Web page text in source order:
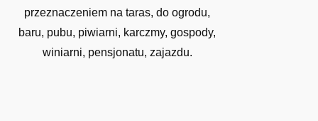
przeznaczeniem na taras, do ogrodu,
baru, pubu, piwiarni, karczmy, gospody,
winiarni, pensjonatu, zajazdu.